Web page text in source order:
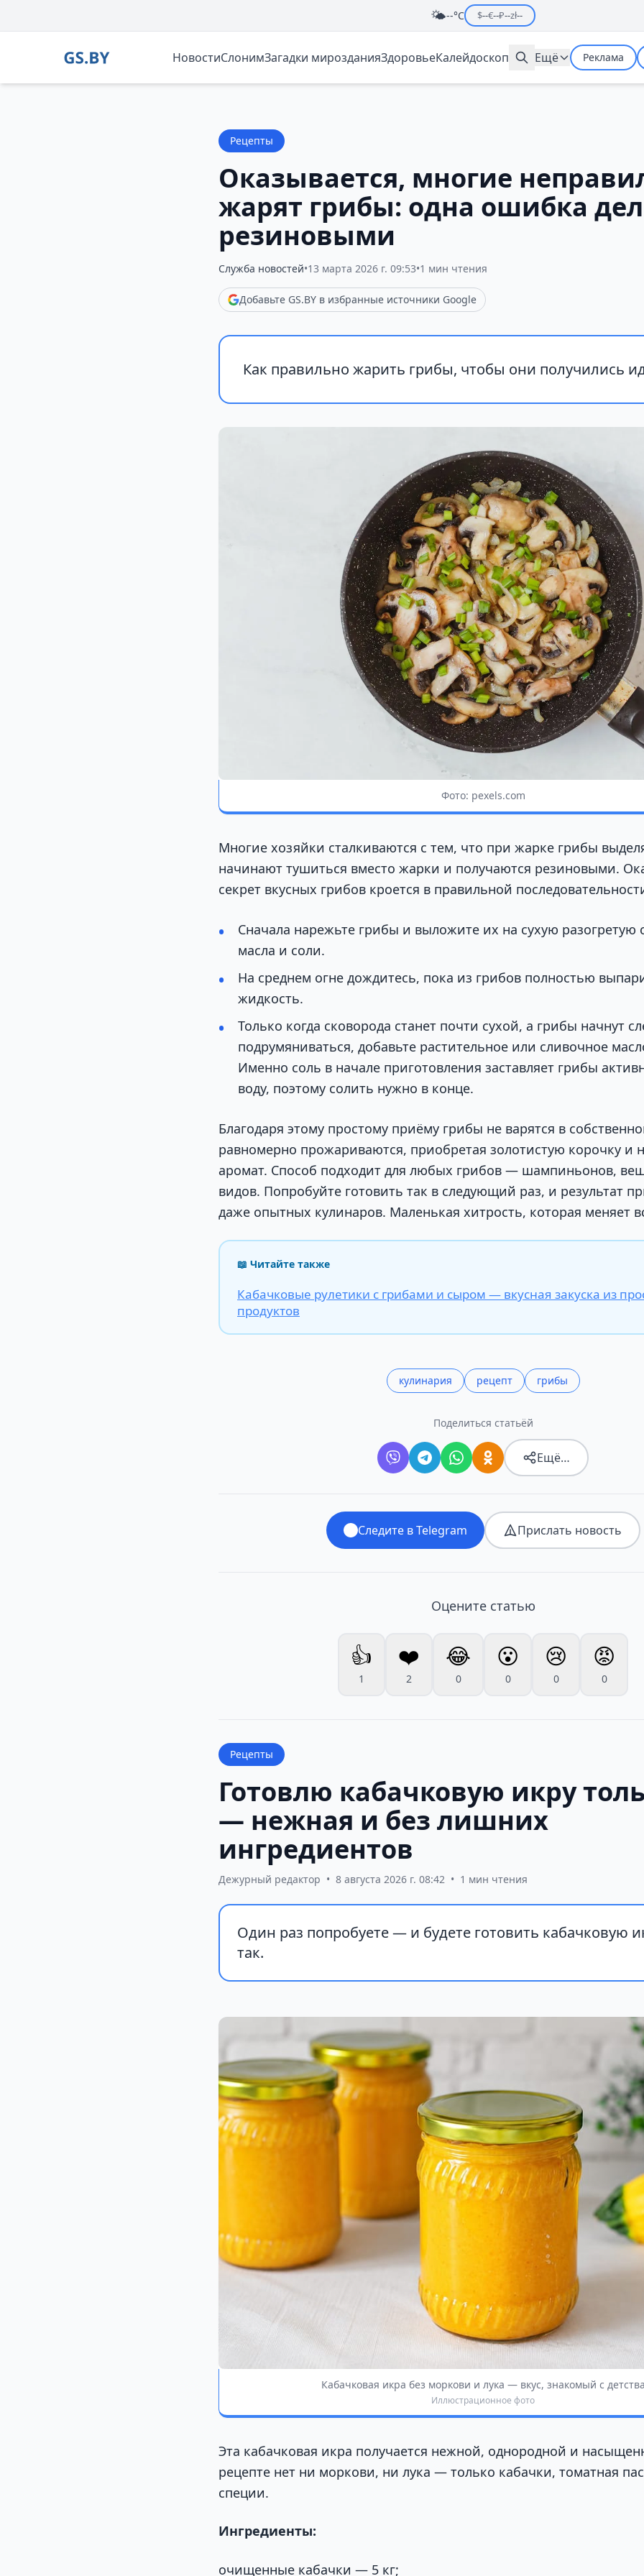
🌤️--°C $--€--₽--zł--
НовостиСлонимЗагадки мирозданияЗдоровьеКалейдоскоп Ещё Реклама
Рецепты
Оказывается, многие
жарят грибы: одна ошибка
резиновыми
Служба новостей•13 марта 2026 г. 09:53•1 мин чтения
Добавьте GS.BY в избранные источники Google
Как правильно жарить грибы, чтобы они получились
Фото: pexels.com
Многие хозяйки сталкиваются с тем, что при жарке грибы
начинают тушиться вместо жарки и получаются резиновыми.
секрет вкусных грибов кроется в правильной
Сначала нарежьте грибы и выложите их на сухую разогретую
масла и соли.
На среднем огне дождитесь, пока из грибов полностью
жидкость.
Только когда сковорода станет почти сухой, а грибы начнут
подрумяниваться, добавьте растительное или сливочное
Именно соль в начале приготовления заставляет грибы
воду, поэтому солить нужно в конце.
Благодаря этому простому приёму грибы не варятся в
равномерно прожариваются, приобретая золотистую корочку
аромат. Способ подходит для любых грибов — шампиньонов,
видов. Попробуйте готовить так в следующий раз, и результат
даже опытных кулинаров. Маленькая хитрость, которая меняет
📖 Читайте также
Кабачковые рулетики с грибами и сыром — вкусная закуска из
продуктов
кулинария рецепт грибы
Поделиться статьёй
Ещё…
Следите в Telegram Прислать новость
Оцените статью
👍
1
❤️
2
😂
0
😮
0
😢
0
😡
0
Рецепты
Готовлю кабачковую икру
— нежная и без лишних
ингредиентов
Дежурный редактор • 8 августа 2026 г. 08:42 • 1 мин чтения
Один раз попробуете — и будете готовить кабачковую
так.
Кабачковая икра без моркови и лука — вкус, знакомый с
Иллюстрационное фото
Эта кабачковая икра получается нежной, однородной и
рецепте нет ни моркови, ни лука — только кабачки, томатная
специи.
Ингредиенты:
очищенные кабачки — 5 кг;